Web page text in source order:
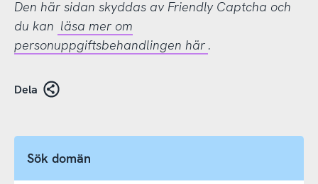
Den här sidan skyddas av Friendly Captcha och
du kan läsa mer om
personuppgiftsbehandlingen här .
Dela
Sök domän